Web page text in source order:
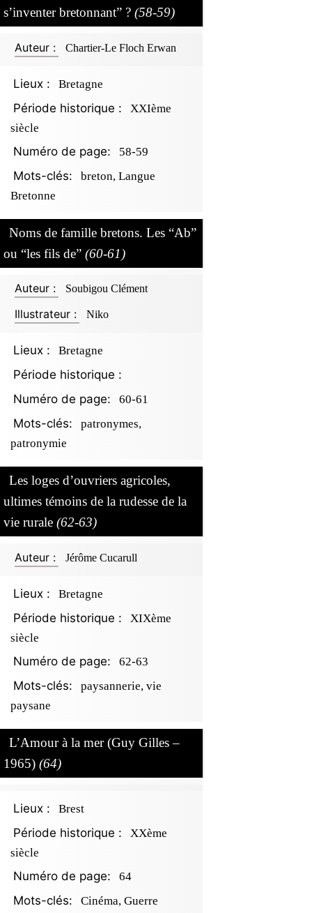
s’inventer bretonnant” ? (58-59)
Auteur : Chartier-Le Floch Erwan
Lieux : Bretagne
Période historique :
XXIème
siècle
Numéro de page: 58-59
Mots-clés:
breton, Langue
Bretonne
Noms de famille bretons. Les “Ab”
ou “les fils de” (60-61)
Auteur : Soubigou Clément
Illustrateur : Niko
Lieux : Bretagne
Période historique :
Numéro de page:
60-61
Mots-clés:
patronymes,
patronymie
Les loges d’ouvriers agricoles,
ultimes témoins de la rudesse de la
vie rurale (62-63)
Auteur : Jérôme Cucarull
Lieux : Bretagne
Période historique :
XIXème
siècle
Numéro de page: 62-63
Mots-clés:
paysannerie, vie
paysane
L’Amour à la mer (Guy Gilles –
1965) (64)
Lieux : Brest
Période historique :
XXème
siècle
Numéro de page: 64
Mots-clés:
Cinéma, Guerre